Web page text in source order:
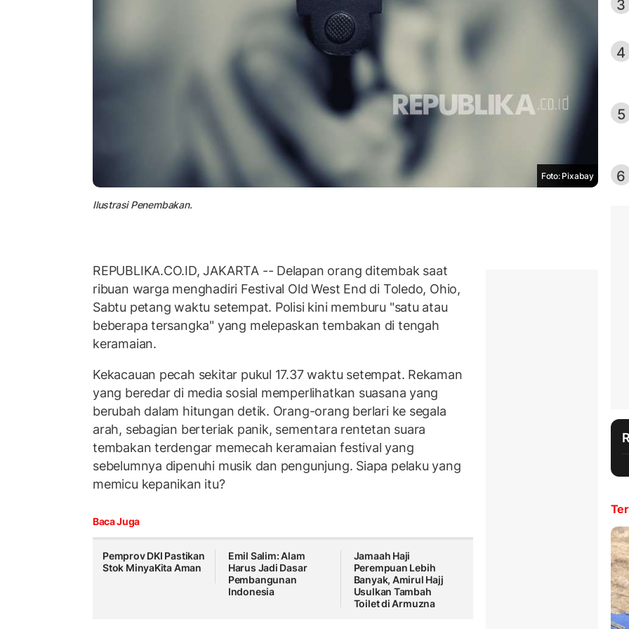
Foto: Pixabay
Ilustrasi Penembakan.
REPUBLIKA.CO.ID, JAKARTA -- Delapan orang ditembak saat
ribuan warga menghadiri Festival Old West End di Toledo, Ohio,
Sabtu petang waktu setempat. Polisi kini memburu "satu atau
beberapa tersangka" yang melepaskan tembakan di tengah
keramaian.
Kekacauan pecah sekitar pukul 17.37 waktu setempat. Rekaman
yang beredar di media sosial memperlihatkan suasana yang
berubah dalam hitungan detik. Orang-orang berlari ke segala
arah, sebagian berteriak panik, sementara rentetan suara
tembakan terdengar memecah keramaian festival yang
sebelumnya dipenuhi musik dan pengunjung. Siapa pelaku yang
memicu kepanikan itu?
Baca Juga
Pemprov DKI Pastikan
Stok MinyaKita Aman
Emil Salim: Alam
Harus Jadi Dasar
Pembangunan
Indonesia
Jamaah Haji
Perempuan Lebih
Banyak, Amirul Hajj
Usulkan Tambah
Toilet di Armuzna
3
4
5
6